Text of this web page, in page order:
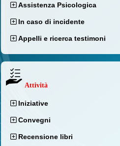
Assistenza Psicologica
In caso di incidente
Appelli e ricerca testimoni
Attività
Iniziative
Convegni
Recensione libri